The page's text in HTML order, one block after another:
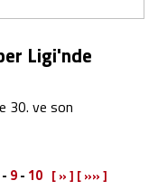
Ligi'nde
30. ve son
- 9- 10 [ » ] [ »» ]